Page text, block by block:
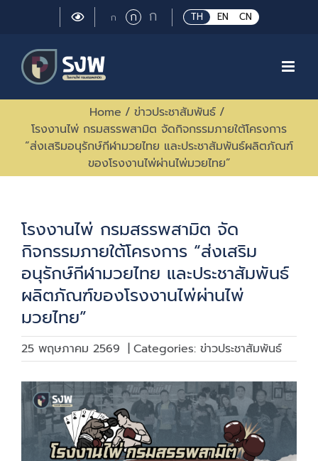
TH EN CN
กSmall
กRegular
font
ก Large
font
Home / ข่าวประชาสัมพันธ์ /
โรงงานไพ่ กรมสรรพสามิต จัดกิจกรรมภายใต้โครงการ
“ส่งเสริมอนุรักษ์กีฬามวยไทย และประชาสัมพันธ์ผลิตภัณฑ์
ของโรงงานไพ่ผ่านไพ่มวยไทย”
โรงงานไพ่ กรมสรรพสามิต จัด
กิจกรรมภายใต้โครงการ “ส่งเสริม
อนุรักษ์กีฬามวยไทย และประชาสัมพันธ์
ผลิตภัณฑ์ของโรงงานไพ่ผ่านไพ่
มวยไทย”
25 พฤษภาคม 2569 | Categories: ข่าวประชาสัมพันธ์